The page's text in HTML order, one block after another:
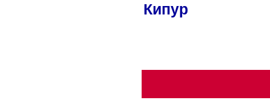
Кипур